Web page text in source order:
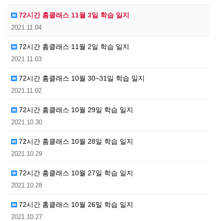
72시간 홈클래스 11월 3일 학습 일지
2021.11.04
72시간 홈클래스 11월 2일 학습 일지
2021.11.03
72시간 홈클래스 10월 30~31일 학습 일지
2021.11.02
72시간 홈클래스 10월 29일 학습 일지
2021.10.30
72시간 홈클래스 10월 28일 학습 일지
2021.10.29
72시간 홈클래스 10월 27일 학습 일지
2021.10.28
72시간 홈클래스 10월 26일 학습 일지
2021.10.27